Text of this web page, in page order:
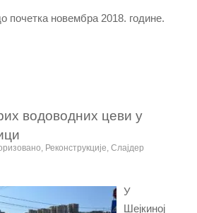
почетка новембра 2018. године.
водоводних цеви у
, Реконструкције, Слајдер
У
Шејкиној